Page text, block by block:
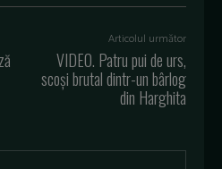
Articolul următor
VIDEO. Patru pui de urs,
scoși brutal dintr-un bârlog
din Harghita